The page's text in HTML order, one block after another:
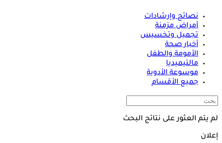
نصائح وإرشادات
أمراض مزمنة
تجميل وتخسيس
أخبار صحة
الأمومة والطفل
مالتيميديا
موسوعة الأدوية
جميع الأقسام
لم يتم العثور على نتائج البحث
إعلان